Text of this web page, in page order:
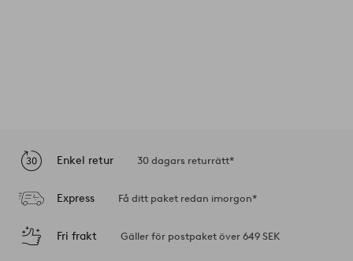
Enkel retur 30 dagars returrätt*
Express Få ditt paket redan imorgon*
Fri frakt Gäller för postpaket över 649 SEK